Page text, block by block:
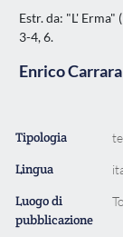
Estr. da: "L' Erma"
3-4, 6.
Enrico Carrara
Tipologia
Lingua
Luogo di
pubblicazione